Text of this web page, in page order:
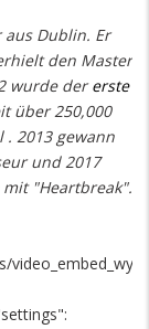
Dublin. Er
den Master
wurde dererste
über 250,000
2013 gewann
und 2017
"Heartbreak".